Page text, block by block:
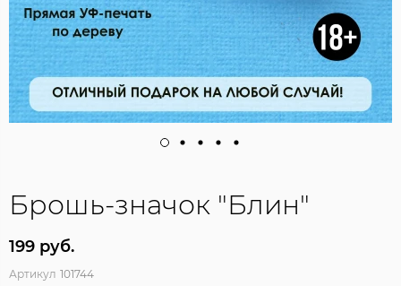
Брошь-значок "Блин"
199 руб.
Артикул 101744